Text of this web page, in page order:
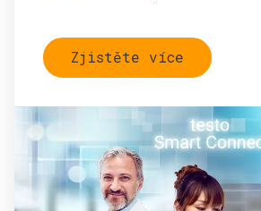
Zjistěte více